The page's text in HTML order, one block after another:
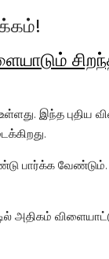
இந்த
வேண்டும்.
அதிகம்